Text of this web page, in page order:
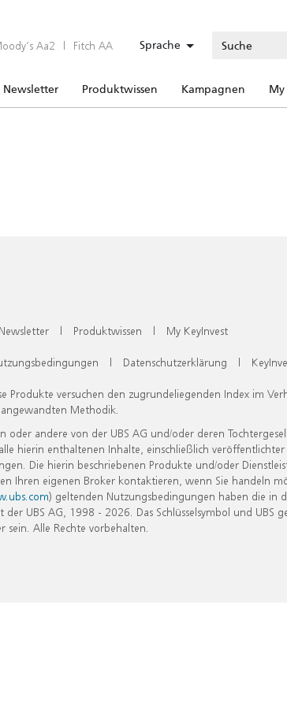
Aa2 | Fitch AA Sprache
Newsletter Produktwissen Kampagnen My
| Produktwissen | My KeyInvest
| Datenschutzerklärung |
versuchen den zugrundeliegenden Index im
Methodik.
andere von der UBS AG und/oder deren
hierin enthaltenen Inhalte, einschließlich
Die hierin beschriebenen Produkte und/oder
Ihren eigenen Broker kontaktieren, wenn Sie handeln
) geltenden Nutzungsbedingungen haben die in
UBS AG, 1998 - 2026. Das Schlüsselsymbol und UBS
Alle Rechte vorbehalten.